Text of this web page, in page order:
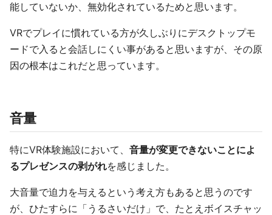
能していないか、無効化されているためと思います。
VRでプレイに慣れている方が久しぶりにデスクトップモ
ードで入ると会話しにくい事があると思いますが、その原
因の根本はこれだと思っています。
音量
特にVR体験施設において、 音量が変更できないことによ
るプレゼンスの剥がれを感じました。
大音量で迫力を与えるという考え方もあると思うのです
が、ひたすらに「うるさいだけ」で、たとえボイスチャッ